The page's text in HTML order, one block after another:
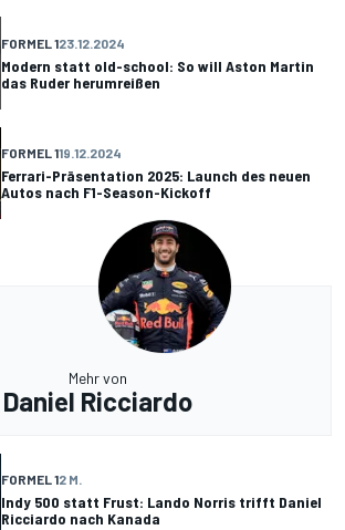
FORMEL 123.12.2024
Modern statt old-school: So will Aston Martin
das Ruder herumreißen
FORMEL 119.12.2024
Ferrari-Präsentation 2025: Launch des neuen
Autos nach F1-Season-Kickoff
Mehr von
Daniel Ricciardo
FORMEL 12 M.
Indy 500 statt Frust: Lando Norris trifft Daniel
Ricciardo nach Kanada